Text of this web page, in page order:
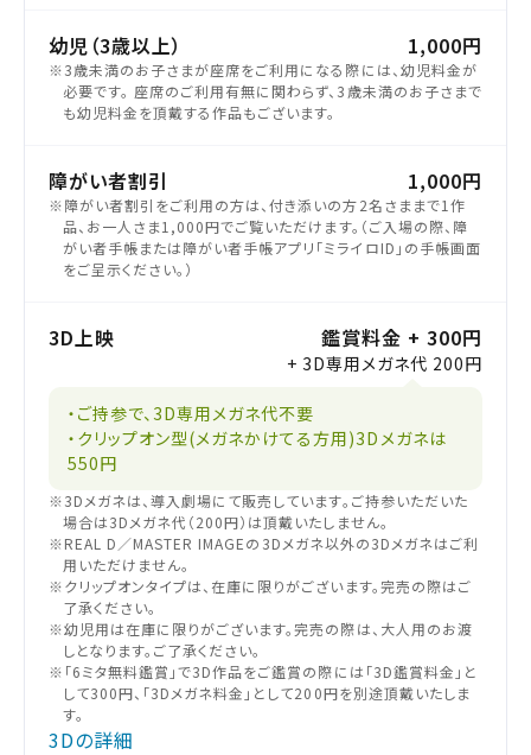
幼児（3歳以上） 1,000円
※3歳未満のお子さまが座席をご利用になる際には、幼児料金が
必要です。 座席のご利用有無に関わらず、3歳未満のお子さまで
も幼児料金を頂戴する作品もございます。
障がい者割引 1,000円
※障がい者割引をご利用の方は、付き添いの方2名さままで1作
品、お一人さま1,000円でご覧いただけます。（ご入場の際、障
がい者手帳または障がい者手帳アプリ「ミライロID」の手帳画面
をご呈示ください。）
3D上映 鑑賞料金 + 300円
+ 3D専用メガネ代 200円
・ご持参で、3D専用メガネ代不要
・クリップオン型(メガネかけてる方用)3Dメガネは
550円
※3Dメガネは、導入劇場にて販売しています。ご持参いただいた
場合は3Dメガネ代（200円）は頂戴いたしません。
※REAL D／MASTER IMAGEの3Dメガネ以外の3Dメガネはご利
用いただけません。
※クリップオンタイプは、在庫に限りがございます。完売の際はご
了承ください。
※幼児用は在庫に限りがございます。完売の際は、大人用のお渡
しとなります。ご了承ください。
※「6ミタ無料鑑賞」で3D作品をご鑑賞の際には「3D鑑賞料金」と
して300円、「3Dメガネ料金」として200円を別途頂戴いたしま
す。
3Dの詳細